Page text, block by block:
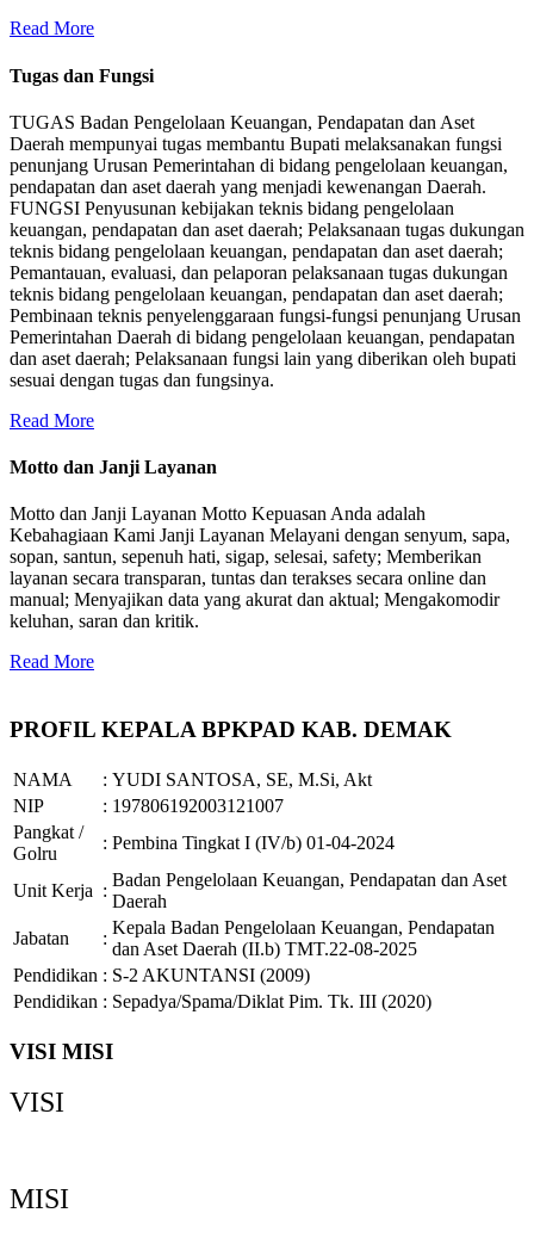
Read More
Tugas dan Fungsi
TUGAS Badan Pengelolaan Keuangan, Pendapatan dan Aset
Daerah mempunyai tugas membantu Bupati melaksanakan fungsi
penunjang Urusan Pemerintahan di bidang pengelolaan keuangan,
pendapatan dan aset daerah yang menjadi kewenangan Daerah.
FUNGSI Penyusunan kebijakan teknis bidang pengelolaan
keuangan, pendapatan dan aset daerah; Pelaksanaan tugas dukungan
teknis bidang pengelolaan keuangan, pendapatan dan aset daerah;
Pemantauan, evaluasi, dan pelaporan pelaksanaan tugas dukungan
teknis bidang pengelolaan keuangan, pendapatan dan aset daerah;
Pembinaan teknis penyelenggaraan fungsi-fungsi penunjang Urusan
Pemerintahan Daerah di bidang pengelolaan keuangan, pendapatan
dan aset daerah; Pelaksanaan fungsi lain yang diberikan oleh bupati
sesuai dengan tugas dan fungsinya.
Read More
Motto dan Janji Layanan
Motto dan Janji Layanan Motto Kepuasan Anda adalah
Kebahagiaan Kami Janji Layanan Melayani dengan senyum, sapa,
sopan, santun, sepenuh hati, sigap, selesai, safety; Memberikan
layanan secara transparan, tuntas dan terakses secara online dan
manual; Menyajikan data yang akurat dan aktual; Mengakomodir
keluhan, saran dan kritik.
Read More
PROFIL KEPALA BPKPAD KAB. DEMAK
NAMA : YUDI SANTOSA, SE, M.Si, Akt
NIP
: 197806192003121007
Pangkat /
Golru
: Pembina Tingkat I (IV/b) 01-04-2024
Unit Kerja :
Badan Pengelolaan Keuangan, Pendapatan dan Aset
Daerah
Jabatan
:
Kepala Badan Pengelolaan Keuangan, Pendapatan
dan Aset Daerah (II.b) TMT.22-08-2025
Pendidikan : S-2 AKUNTANSI (2009)
Pendidikan : Sepadya/Spama/Diklat Pim. Tk. III (2020)
VISI MISI
VISI
MISI